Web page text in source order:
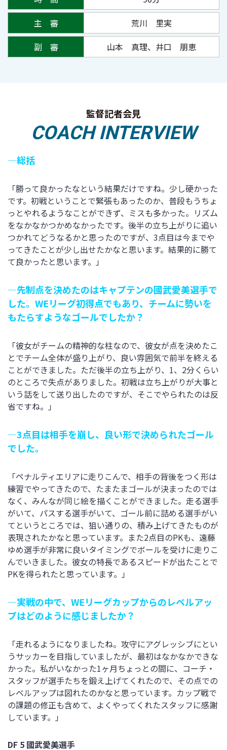
主 審
荒川 里実
副 審
山本 真理、井口 朋恵
監督記者会見
COACH INTERVIEW
―総括
「勝って良かったなという結果だけですね。少し硬かった
です。初戦ということで緊張もあったのか、普段もうちょ
っとやれるようなことができず、ミスも多かった。リズム
をなかなかつかめなかったです。後半の立ち上がりに追い
つかれてどうなるかと思ったのですが、3点目は今までや
ってきたことが少し出せたかなと思います。結果的に勝て
て良かったと思います。」
―先制点を決めたのはキャプテンの國武愛美選手で
した。WEリーグ初得点でもあり、チームに勢いを
もたらすようなゴールでしたか？
「彼女がチームの精神的な柱なので、彼女が点を決めたこ
とでチーム全体が盛り上がり、良い雰囲気で前半を終える
ことができました。ただ後半の立ち上がり、1、2分くらい
のところで失点がありました。初戦は立ち上がりが大事と
いう話をして送り出したのですが、そこでやられたのは反
省ですね。」
―3点目は相手を崩し、良い形で決められたゴール
でした。
「ペナルティエリアに走りこんで、相手の背後をつく形は
練習でやってきたので、たまたまゴールが決まったのでは
なく、みんなが同じ絵を描くことができました。走る選手
がいて、パスする選手がいて、ゴール前に詰める選手がい
てというところでは、狙い通りの、積み上げてきたものが
表現されたかなと思っています。また2点目のPKも、遠藤
ゆめ選手が非常に良いタイミングでボールを受けに走りこ
んでいきました。彼女の特長であるスピードが出たことで
PKを得られたと思っています。」
―実戦の中で、WEリーグカップからのレベルアッ
プはどのように感じましたか？
「走れるようになりましたね。攻守にアグレッシブにとい
うサッカーを目指していましたが、最初はなかなかできな
かった。私がいなかった1ヶ月ちょっとの間に、コーチ・
スタッフが選手たちを鍛え上げてくれたので、その点での
レベルアップは図れたのかなと思っています。カップ戦で
の課題の修正も含めて、よくやってくれたスタッフに感謝
しています。」
DF 5 國武愛美選手